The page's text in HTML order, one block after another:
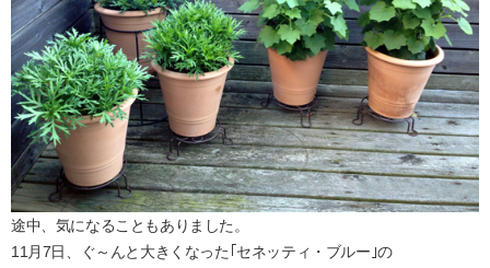
途中、気になることもありました。
11月7日、ぐ～んと大きくなった｢セネッティ・ブルー｣の